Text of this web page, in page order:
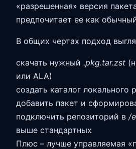
«разрешенная» версия
предпочитает ее как
В общих чертах подход
скачать нужный .pkg.tar.zst
или ALA)
создать каталог локального
добавить пакет и
подключить репозиторий в /
выше стандартных
Плюс – лучше управляемая